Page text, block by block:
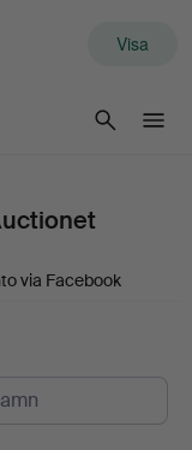
Visa
via Facebook